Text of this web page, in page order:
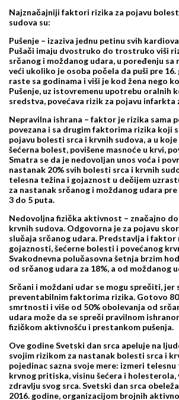
Najznačajniji faktori rizika za pojavu
sudova su:
Pušenje – izaziva jednu petinu svih
Pušači imaju dvostruko do trostruko viši
srčanog i moždanog udara, u poređenju sa
veći ukoliko je osoba počela da puši pre
raste sa godinama i viši je kod žena nego
Pušenje, uz istovremenu upotrebu oralnih
sredstva, povećava rizik za pojavu infarkta
Nepravilna ishrana – faktor je rizika sama
povezana i sa drugim faktorima rizika koji
pojavu bolesti srca i krvnih sudova, a u
šećerna bolest, povišene masnoće u krvi,
Smatra se da je nedovoljan unos voća i
nastanak 20% svih bolesti srca i krvnih
telesna težina i gojaznost u dečijem
za nastanak srčanog i moždanog udara
3 do 5 puta.
Nedovoljna fizička aktivnost – značajno
krvnih sudova. Odgovorna je za pojavu
slučaja srčanog udara. Predstavlja i faktor
gojaznosti, šećerne bolesti i povećanog
Svakodnevna polučasovna šetnja brzim
od srčanog udara za 18%, a od moždanog
Srčani i moždani udar se mogu sprečiti, jer
preventabilnim faktorima rizika. Gotovo
smrtnosti i više od 50% obolevanja od
udara može da se spreči pravilnom
fizičkom aktivnošću i prestankom pušenja.
Ove godine Svetski dan srca apeluje na
svojim rizikom za nastanak bolesti srca i
pojedinac sazna svoje mere: izmeri telesnu
krvnog pritiska, visinu šećera i holesterola,
zdravlju svog srca. Svetski dan srca
2016. godine, organizacijom brojnih